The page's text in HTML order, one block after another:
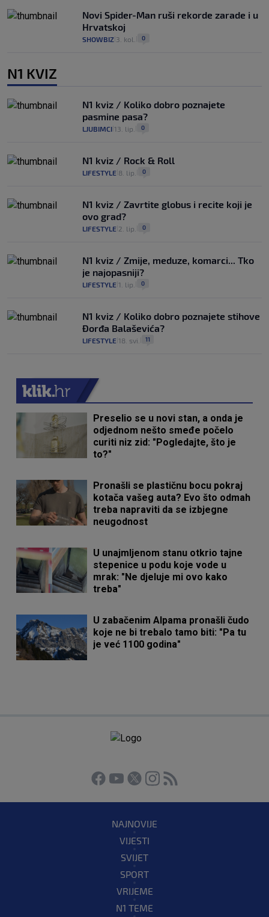
Novi Spider-Man ruši rekorde zarade i u
Hrvatskoj
SHOWBIZ 3. kol. 0
N1 KVIZ
N1 kviz / Koliko dobro poznajete
pasmine pasa?
LJUBIMCI 13. lip. 0
N1 kviz / Rock & Roll
LIFESTYLE 8. lip. 0
N1 kviz / Zavrtite globus i recite koji je
ovo grad?
LIFESTYLE 2. lip. 0
N1 kviz / Zmije, meduze, komarci... Tko
je najopasniji?
LIFESTYLE 1. lip. 0
N1 kviz / Koliko dobro poznajete stihove
Đorđa Balaševića?
LIFESTYLE 18. svi. 11
Preselio se u novi stan, a onda je
odjednom nešto smeđe počelo
curiti niz zid: "Pogledajte, što je
to?"
Pronašli se plastičnu bocu pokraj
kotača vašeg auta? Evo što odmah
treba napraviti da se izbjegne
neugodnost
U unajmljenom stanu otkrio tajne
stepenice u podu koje vode u
mrak: "Ne djeluje mi ovo kako
treba"
U zabačenim Alpama pronašli čudo
koje ne bi trebalo tamo biti: "Pa tu
je već 1100 godina"
NAJNOVIJE
VIJESTI
SVIJET
SPORT
VRIJEME
N1 TEME